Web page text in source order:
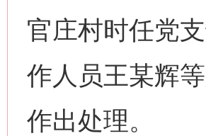
官庄村时任党
作人员王某辉
作出处理。